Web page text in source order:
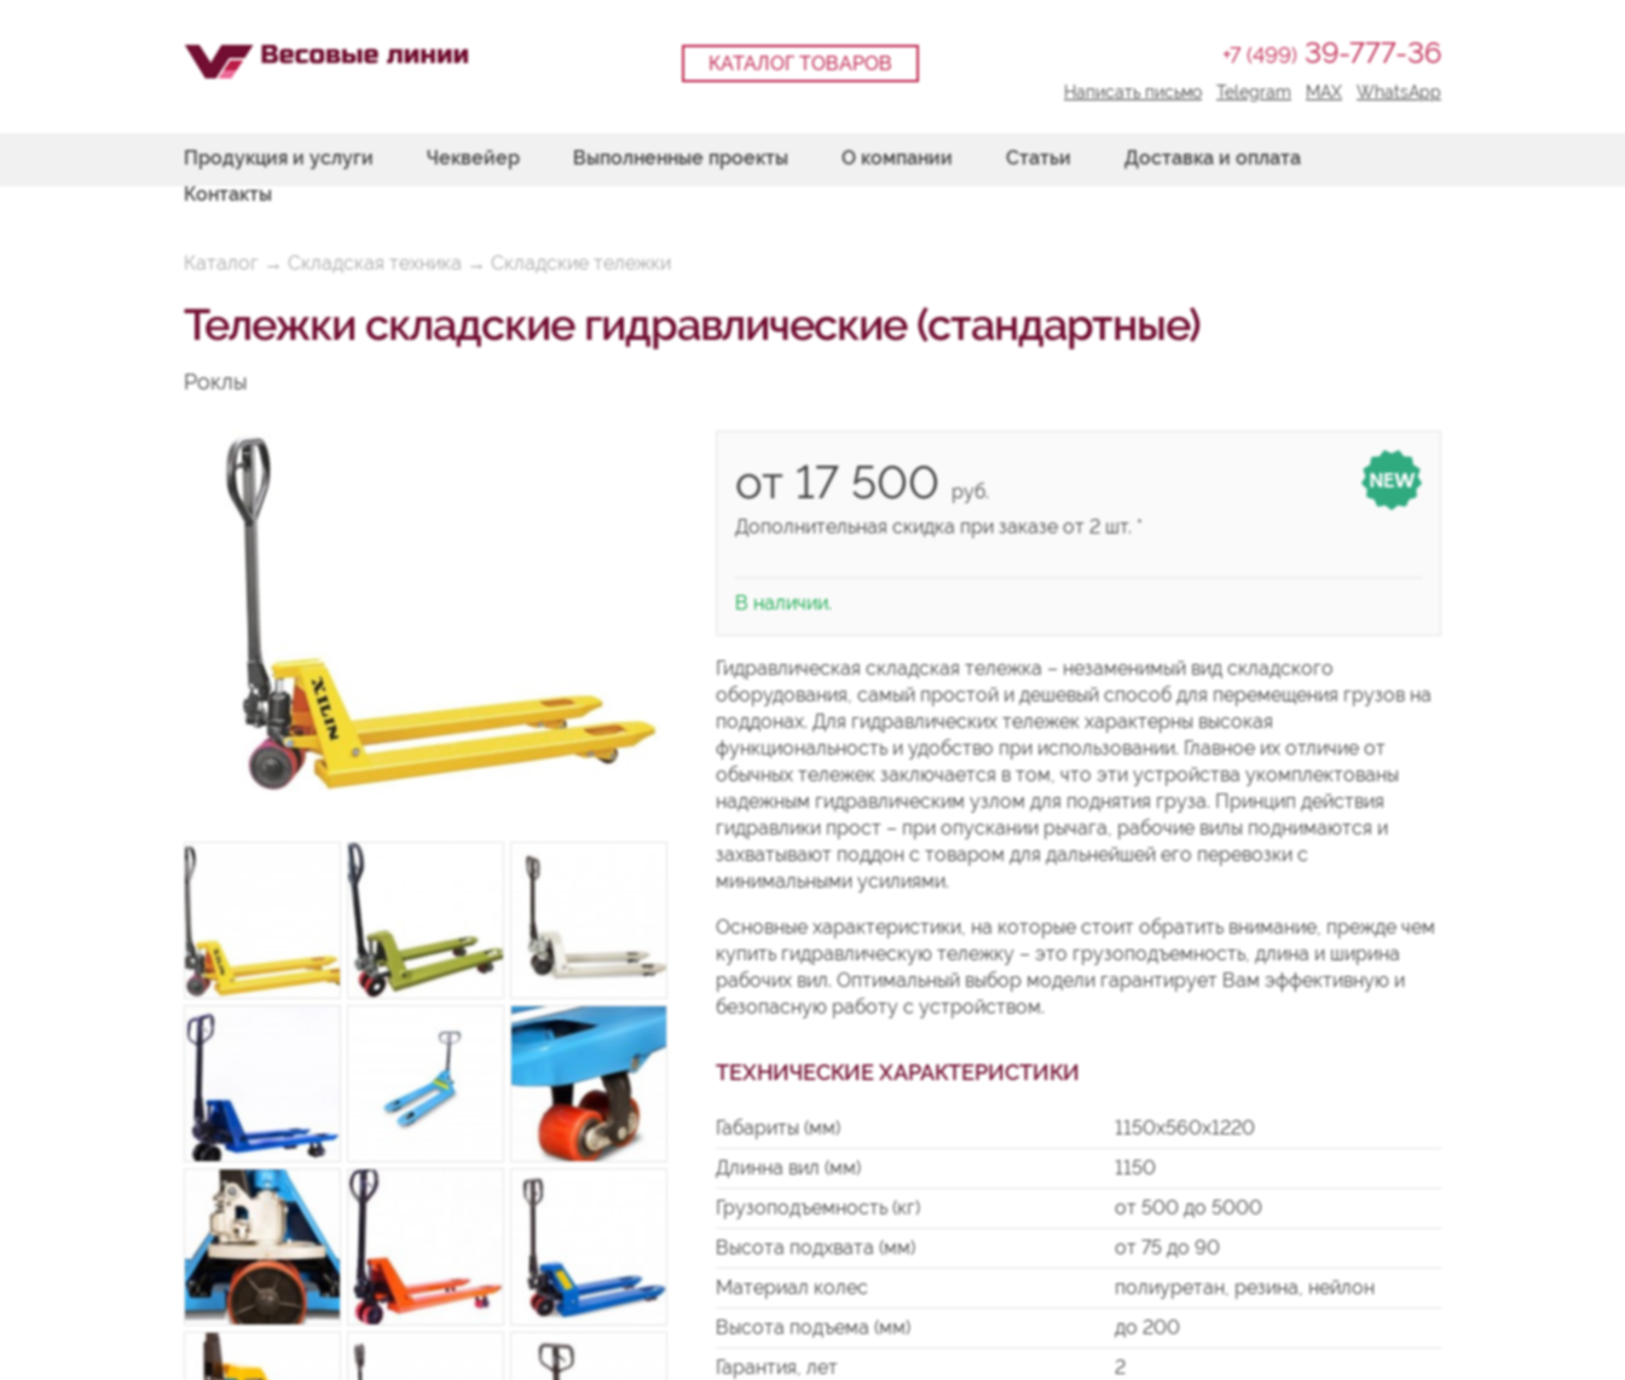
+7 (499) 39-777-36
Написать письмо Telegram MAX WhatsApp
КАТАЛОГ ТОВАРОВ
Продукция и услуги Чеквейер Выполненные проекты О компании Статьи
Доставка и оплата
Контакты
Каталог → Складская техника → Складские тележки
Тележки складские гидравлические (стандартные)
Роклы
от 17 500 руб.
Дополнительная скидка при заказе от 2 шт. *
В наличии.
Гидравлическая складская тележка – незаменимый вид складского
оборудования, самый простой и дешевый способ для перемещения грузов на
поддонах. Для гидравлических тележек характерны высокая
функциональность и удобство при использовании. Главное их отличие от
обычных тележек заключается в том, что эти устройства укомплектованы
надежным гидравлическим узлом для поднятия груза. Принцип действия
гидравлики прост – при опускании рычага, рабочие вилы поднимаются и
захватывают поддон с товаром для дальнейшей его перевозки с
минимальными усилиями.
Основные характеристики, на которые стоит обратить внимание, прежде чем
купить гидравлическую тележку – это грузоподъемность, длина и ширина
рабочих вил. Оптимальный выбор модели гарантирует Вам эффективную и
безопасную работу с устройством.
ТЕХНИЧЕСКИЕ ХАРАКТЕРИСТИКИ
Габариты (мм)
1150х560х1220
Длинна вил (мм)
1150
Грузоподъемность (кг)
от 500 до 5000
Высота подхвата (мм)
от 75 до 90
Материал колес
полиуретан, резина, нейлон
Высота подъема (мм)
до 200
Гарантия, лет
2